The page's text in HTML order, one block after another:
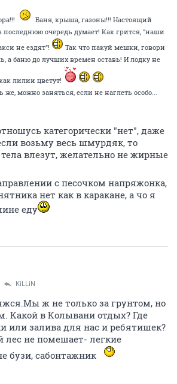
Баня, крыша, газоны!!! Настоящий
последнюю очередь думает! Как грится, "наши
не ездят"!
Так что пакуй мешки, говори
а баню до лучших времен оставь! И лодку не
лилии цветут!
же, можно заняться, если не наглеть особо...
категорически "нет", даже
возьму весь шмурдяк, то
влезут, желательно не жирные
с песочком напряжонка,
нет как в каракане, а чо я
еду
KiLLiN
ж не только за грунтом, но
Какой в Колывани отдых? Где
или залива для нас и ребятишек?
лес не помешает- легкие
бузи, сабонтажник